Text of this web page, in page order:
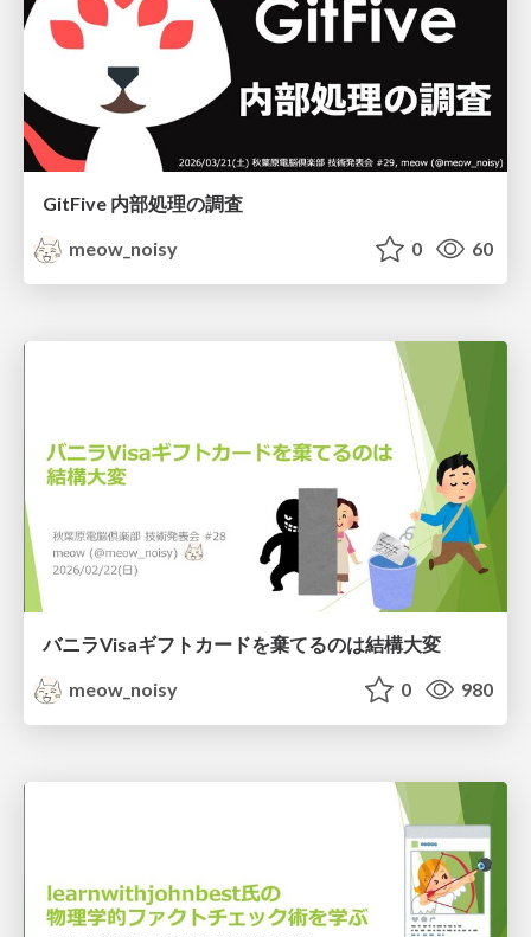
GitFive 内部処理の調査
meow_noisy
0 60
バニラVisaギフトカードを棄てるのは結構大変
meow_noisy
0 980